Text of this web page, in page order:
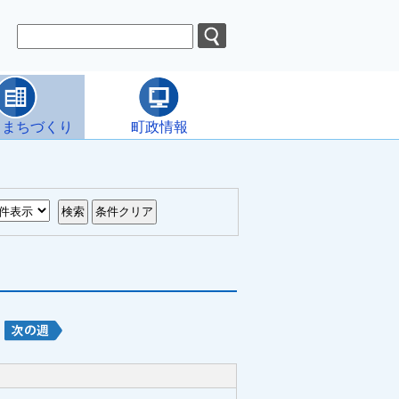
ちづくり 町政情報